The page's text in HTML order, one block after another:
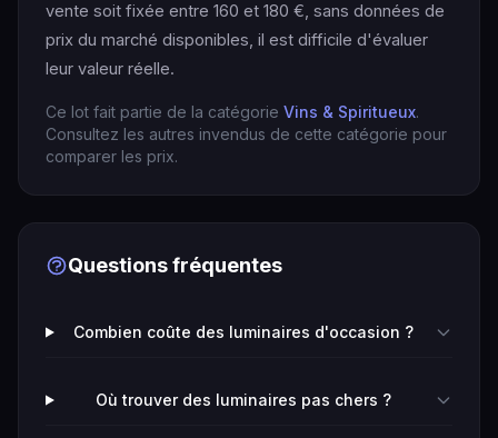
vente soit fixée entre 160 et 180 €, sans données de
prix du marché disponibles, il est difficile d'évaluer
leur valeur réelle.
Ce lot fait partie de la catégorie Vins & Spiritueux.
Consultez les autres invendus de cette catégorie pour
comparer les prix.
Questions fréquentes
Combien coûte des luminaires d'occasion ?
Où trouver des luminaires pas chers ?